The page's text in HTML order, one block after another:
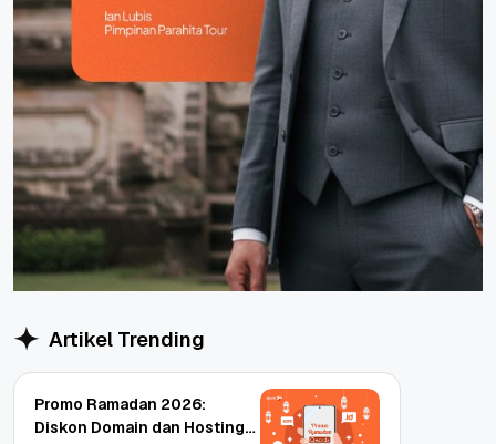
Artikel Trending
Promo Ramadan 2026:
Diskon Domain dan Hosting